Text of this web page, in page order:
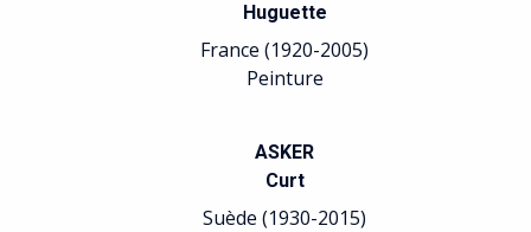
Huguette
France (1920-2005)
Peinture
ASKER
Curt
Suède (1930-2015)